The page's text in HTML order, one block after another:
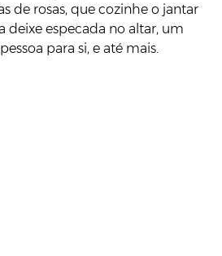
de rosas, que cozinhe o jantar
deixe especada no altar, um
para si, e até mais.